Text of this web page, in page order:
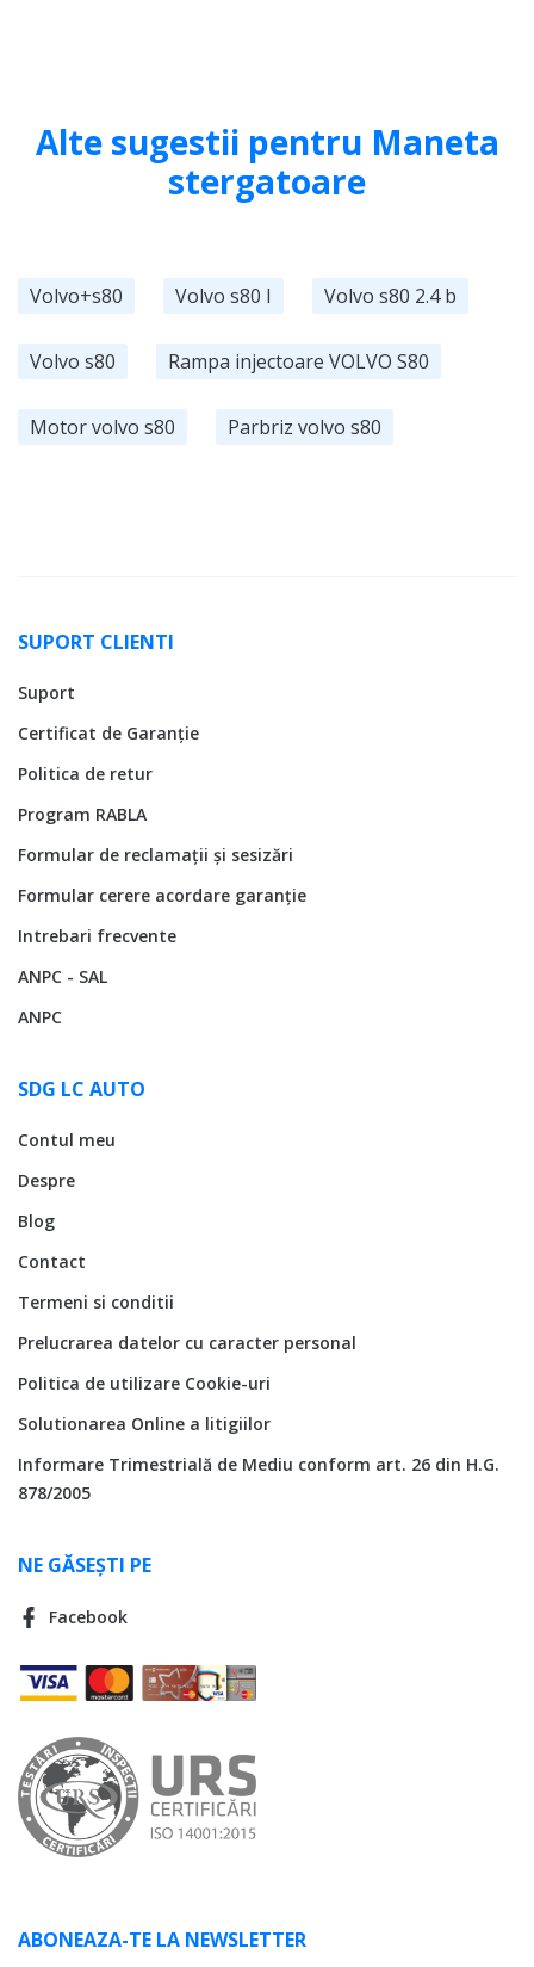
Alte sugestii pentru Maneta
stergatoare
Volvo+s80 Volvo s80 I Volvo s80 2.4 b
Volvo s80 Rampa injectoare VOLVO S80
Motor volvo s80 Parbriz volvo s80
SUPORT CLIENTI
Suport
Certificat de Garanție
Politica de retur
Program RABLA
Formular de reclamații și sesizări
Formular cerere acordare garanție
Intrebari frecvente
ANPC - SAL
ANPC
SDG LC AUTO
Contul meu
Despre
Blog
Contact
Termeni si conditii
Prelucrarea datelor cu caracter personal
Politica de utilizare Cookie-uri
Solutionarea Online a litigiilor
Informare Trimestrială de Mediu conform art. 26 din H.G.
878/2005
NE GĂSEȘTI PE
Facebook
ABONEAZA-TE LA NEWSLETTER